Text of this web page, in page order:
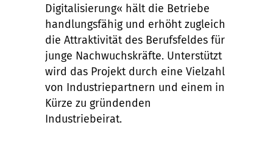
Digitalisierung« hält die Betriebe
handlungsfähig und erhöht zugleich
die Attraktivität des Berufsfeldes für
junge Nachwuchskräfte. Unterstützt
wird das Projekt durch eine Vielzahl
von Industriepartnern und einem in
Kürze zu gründenden
Industriebeirat.